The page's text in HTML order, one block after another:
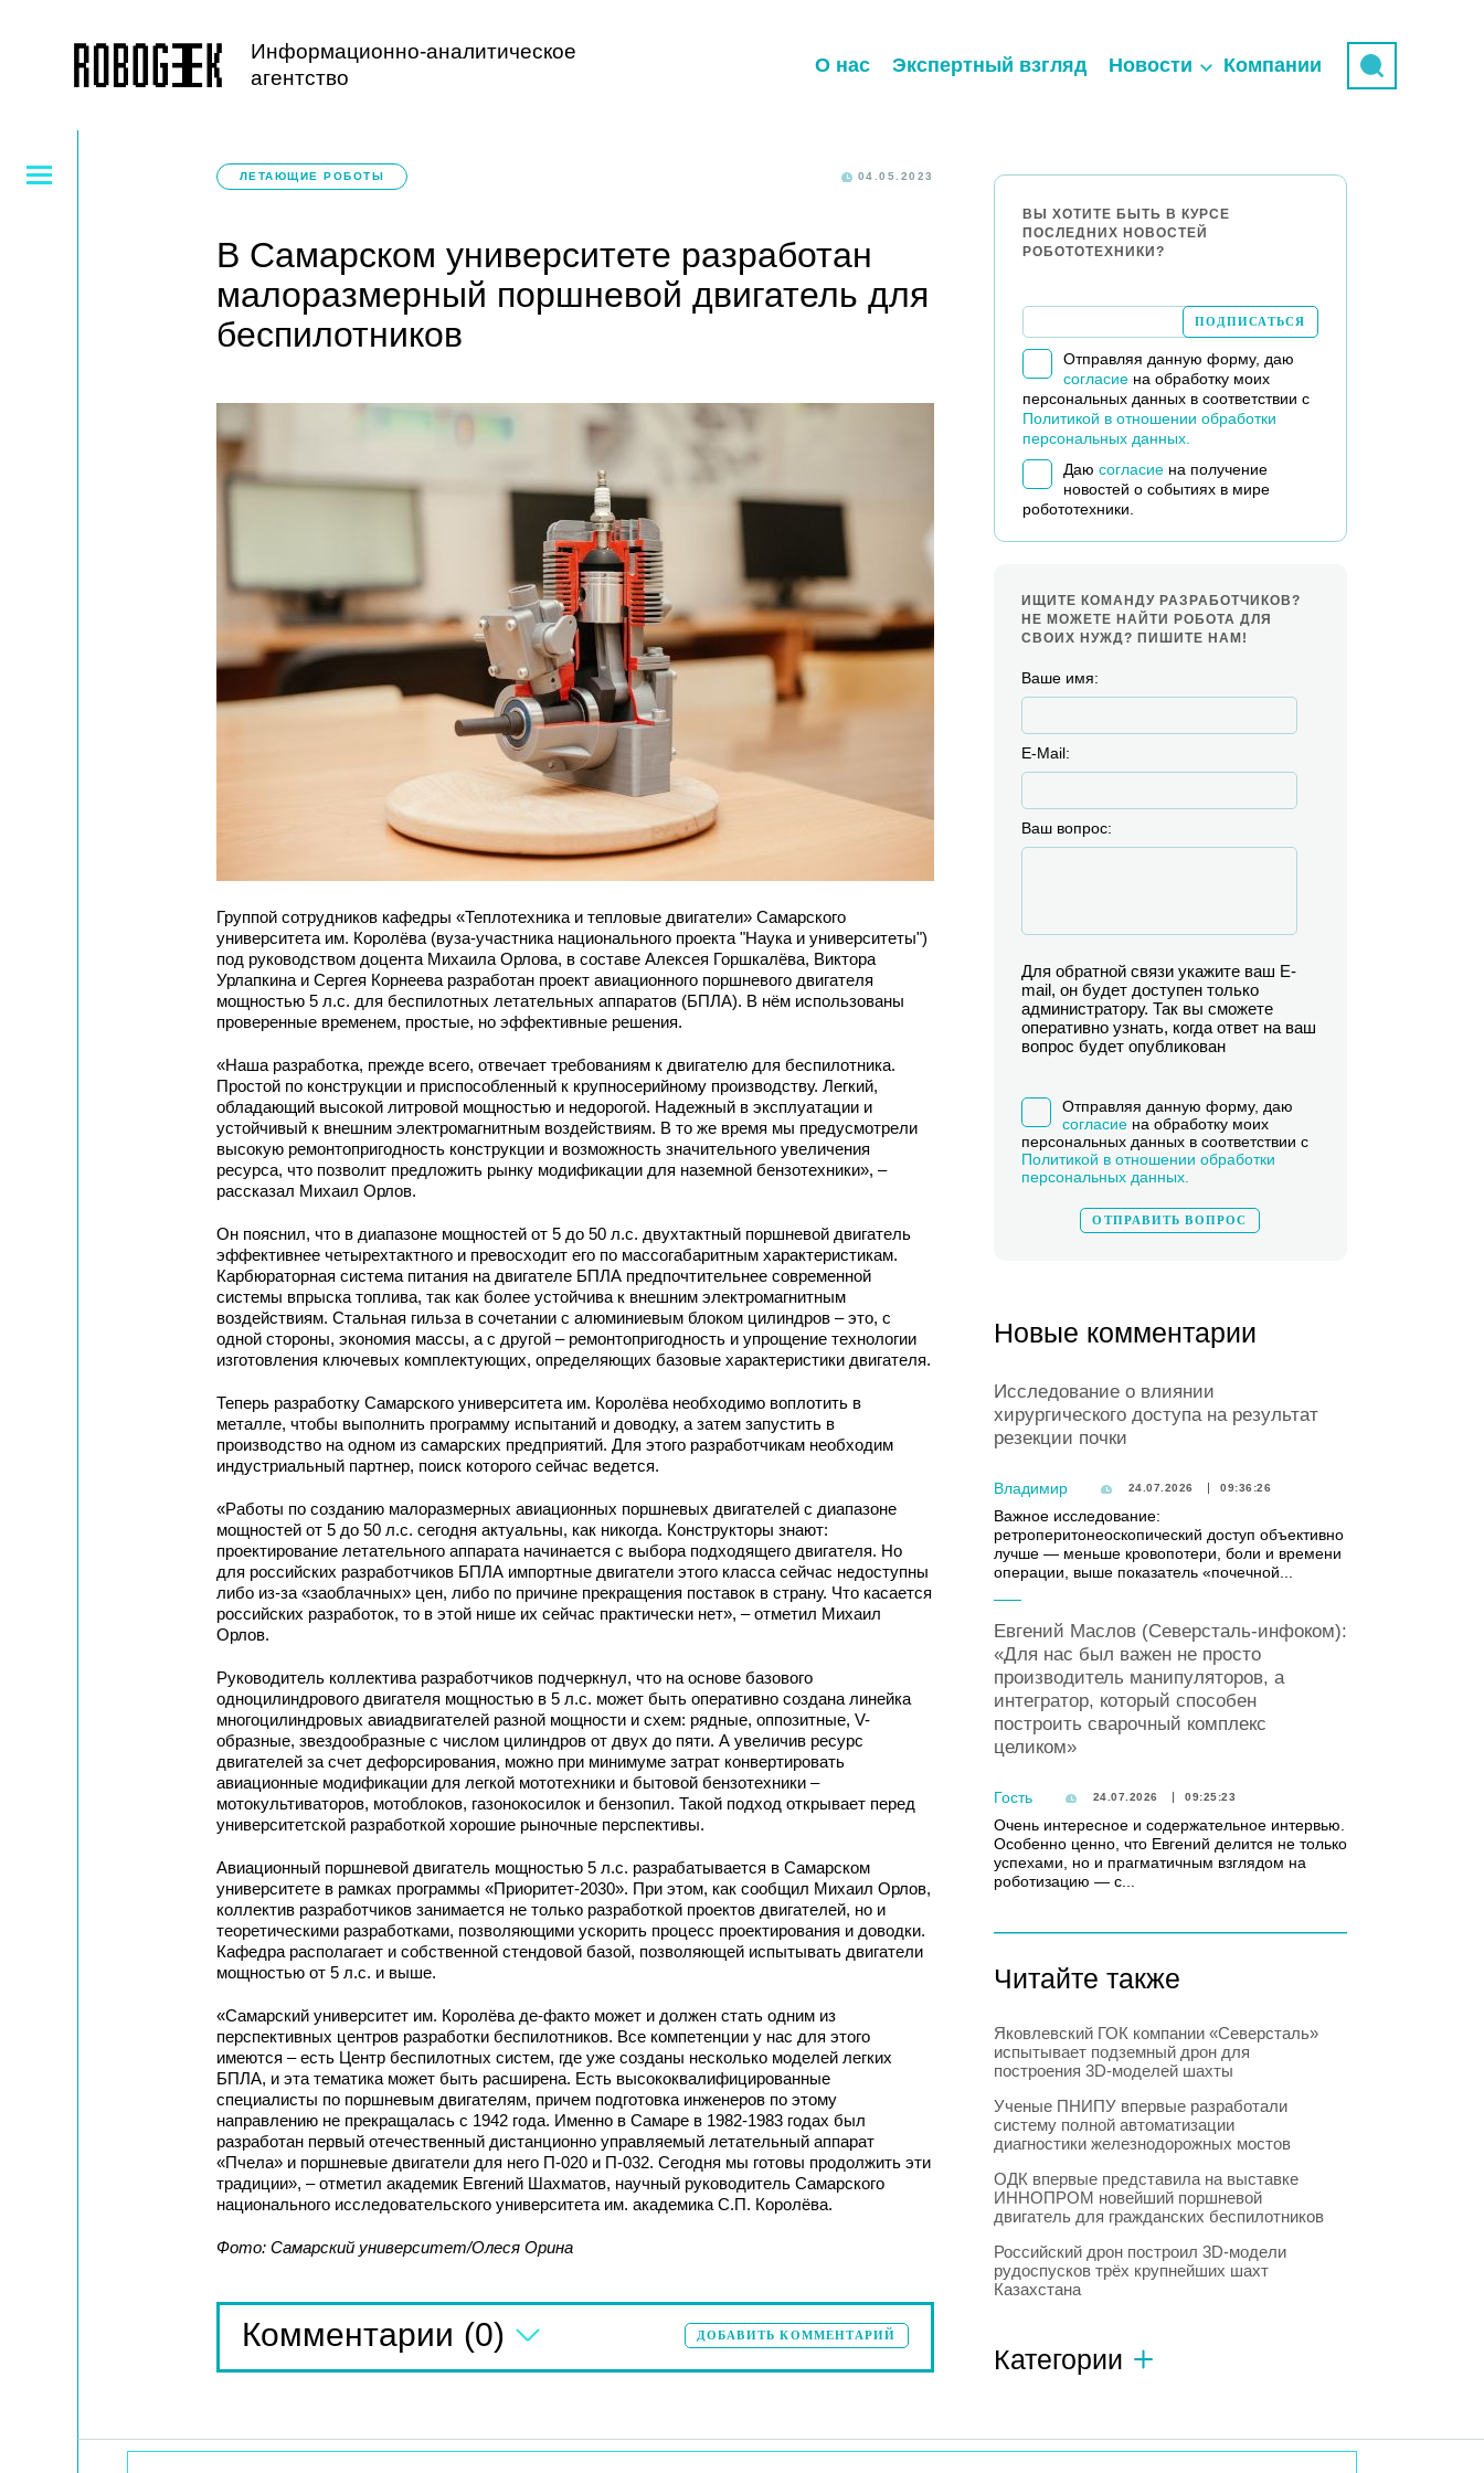
Информационно-аналитическое
агентство
О нас Экспертный взгляд Новости Компании
ЛЕТАЮЩИЕ РОБОТЫ 04.05.2023
В Самарском университете разработан
малоразмерный поршневой двигатель для
беспилотников
Группой сотрудников кафедры «Теплотехника и тепловые двигатели» Самарского
университета им. Королёва (вуза-участника национального проекта "Наука и университеты")
под руководством доцента Михаила Орлова, в составе Алексея Горшкалёва, Виктора
Урлапкина и Сергея Корнеева разработан проект авиационного поршневого двигателя
мощностью 5 л.с. для беспилотных летательных аппаратов (БПЛА). В нём использованы
проверенные временем, простые, но эффективные решения.
«Наша разработка, прежде всего, отвечает требованиям к двигателю для беспилотника.
Простой по конструкции и приспособленный к крупносерийному производству. Легкий,
обладающий высокой литровой мощностью и недорогой. Надежный в эксплуатации и
устойчивый к внешним электромагнитным воздействиям. В то же время мы предусмотрели
высокую ремонтопригодность конструкции и возможность значительного увеличения
ресурса, что позволит предложить рынку модификации для наземной бензотехники», –
рассказал Михаил Орлов.
Он пояснил, что в диапазоне мощностей от 5 до 50 л.с. двухтактный поршневой двигатель
эффективнее четырехтактного и превосходит его по массогабаритным характеристикам.
Карбюраторная система питания на двигателе БПЛА предпочтительнее современной
системы впрыска топлива, так как более устойчива к внешним электромагнитным
воздействиям. Стальная гильза в сочетании с алюминиевым блоком цилиндров – это, с
одной стороны, экономия массы, а с другой – ремонтопригодность и упрощение технологии
изготовления ключевых комплектующих, определяющих базовые характеристики двигателя.
Теперь разработку Самарского университета им. Королёва необходимо воплотить в
металле, чтобы выполнить программу испытаний и доводку, а затем запустить в
производство на одном из самарских предприятий. Для этого разработчикам необходим
индустриальный партнер, поиск которого сейчас ведется.
«Работы по созданию малоразмерных авиационных поршневых двигателей с диапазоне
мощностей от 5 до 50 л.с. сегодня актуальны, как никогда. Конструкторы знают:
проектирование летательного аппарата начинается с выбора подходящего двигателя. Но
для российских разработчиков БПЛА импортные двигатели этого класса сейчас недоступны
либо из-за «заоблачных» цен, либо по причине прекращения поставок в страну. Что касается
российских разработок, то в этой нише их сейчас практически нет», – отметил Михаил
Орлов.
Руководитель коллектива разработчиков подчеркнул, что на основе базового
одноцилиндрового двигателя мощностью в 5 л.с. может быть оперативно создана линейка
многоцилиндровых авиадвигателей разной мощности и схем: рядные, оппозитные, V-
образные, звездообразные с числом цилиндров от двух до пяти. А увеличив ресурс
двигателей за счет дефорсирования, можно при минимуме затрат конвертировать
авиационные модификации для легкой мототехники и бытовой бензотехники –
мотокультиваторов, мотоблоков, газонокосилок и бензопил. Такой подход открывает перед
университетской разработкой хорошие рыночные перспективы.
Авиационный поршневой двигатель мощностью 5 л.с. разрабатывается в Самарском
университете в рамках программы «Приоритет-2030». При этом, как сообщил Михаил Орлов,
коллектив разработчиков занимается не только разработкой проектов двигателей, но и
теоретическими разработками, позволяющими ускорить процесс проектирования и доводки.
Кафедра располагает и собственной стендовой базой, позволяющей испытывать двигатели
мощностью от 5 л.с. и выше.
«Самарский университет им. Королёва де-факто может и должен стать одним из
перспективных центров разработки беспилотников. Все компетенции у нас для этого
имеются – есть Центр беспилотных систем, где уже созданы несколько моделей легких
БПЛА, и эта тематика может быть расширена. Есть высококвалифицированные
специалисты по поршневым двигателям, причем подготовка инженеров по этому
направлению не прекращалась с 1942 года. Именно в Самаре в 1982-1983 годах был
разработан первый отечественный дистанционно управляемый летательный аппарат
«Пчела» и поршневые двигатели для него П-020 и П-032. Сегодня мы готовы продолжить эти
традиции», – отметил академик Евгений Шахматов, научный руководитель Самарского
национального исследовательского университета им. академика С.П. Королёва.
Фото: Самарский университет/Олеся Орина
Комментарии (0) ДОБАВИТЬ КОММЕНТАРИЙ
ВЫ ХОТИТЕ БЫТЬ В КУРСЕ
ПОСЛЕДНИХ НОВОСТЕЙ
РОБОТОТЕХНИКИ?
Отправляя данную форму, даю
согласиена обработку моих
персональных данных в соответствии с
Политикой в отношении обработки
персональных данных.
Даю согласиена получение
новостей о событиях в мире
робототехники.
ИЩИТЕ КОМАНДУ РАЗРАБОТЧИКОВ?
НЕ МОЖЕТЕ НАЙТИ РОБОТА ДЛЯ
СВОИХ НУЖД? ПИШИТЕ НАМ!
Ваше имя:
E-Mail:
Ваш вопрос:
Для обратной связи укажите ваш E-
mail, он будет доступен только
администратору. Так вы сможете
оперативно узнать, когда ответ на ваш
вопрос будет опубликован
Отправляя данную форму, даю
согласиена обработку моих
персональных данных в соответствии с
Политикой в отношении обработки
персональных данных.
Новые комментарии
Исследование о влиянии
хирургического доступа на результат
резекции почки
Владимир 24.07.2026 09:36:26
Важное исследование:
ретроперитонеоскопический доступ объективно
лучше — меньше кровопотери, боли и времени
операции, выше показатель «почечной...
Евгений Маслов (Северсталь-инфоком):
«Для нас был важен не просто
производитель манипуляторов, а
интегратор, который способен
построить сварочный комплекс
целиком»
Гость 24.07.2026 09:25:23
Очень интересное и содержательное интервью.
Особенно ценно, что Евгений делится не только
успехами, но и прагматичным взглядом на
роботизацию — с...
Читайте также
Яковлевский ГОК компании «Северсталь»
испытывает подземный дрон для
построения 3D-моделей шахты
Ученые ПНИПУ впервые разработали
систему полной автоматизации
диагностики железнодорожных мостов
ОДК впервые представила на выставке
ИННОПРОМ новейший поршневой
двигатель для гражданских беспилотников
Российский дрон построил 3D-модели
рудоспусков трёх крупнейших шахт
Казахстана
Категории
Интересное о роботах 596